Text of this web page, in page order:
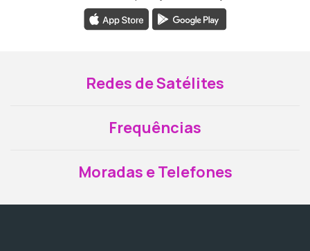
Redes de Satélites
Frequências
Moradas e Telefones